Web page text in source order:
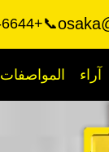
📞+81-90-9977-6644
المواصفات آراء